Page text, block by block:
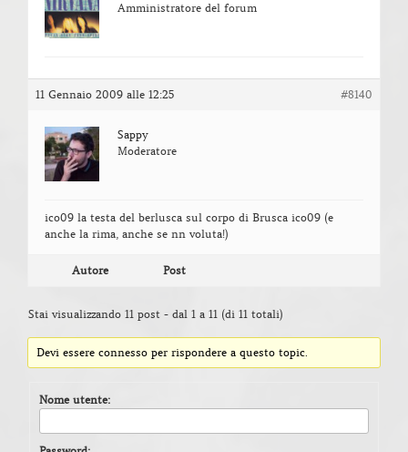
Amministratore del forum
11 Gennaio 2009 alle 12:25 #8140
Sappy
Moderatore
ico09 la testa del berlusca sul corpo di Brusca ico09 (e
anche la rima, anche se nn voluta!)
Autore Post
Stai visualizzando 11 post - dal 1 a 11 (di 11 totali)
Devi essere connesso per rispondere a questo topic.
Nome utente: